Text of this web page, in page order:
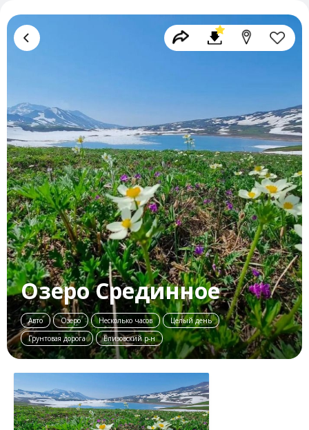
Озеро Срединное
Авто Озеро Несколько часов
Целый день
Грунтовая дорога
Елизовский р-н